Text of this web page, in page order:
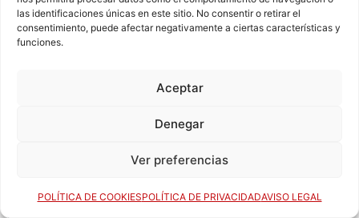
las identificaciones únicas en este sitio. No consentir o retirar el
consentimiento, puede afectar negativamente a ciertas características y
funciones.
Aceptar
Denegar
Ver preferencias
POLÍTICA DE COOKIESPOLÍTICA DE PRIVACIDADAVISO LEGAL
TEMPORADA 2015-16